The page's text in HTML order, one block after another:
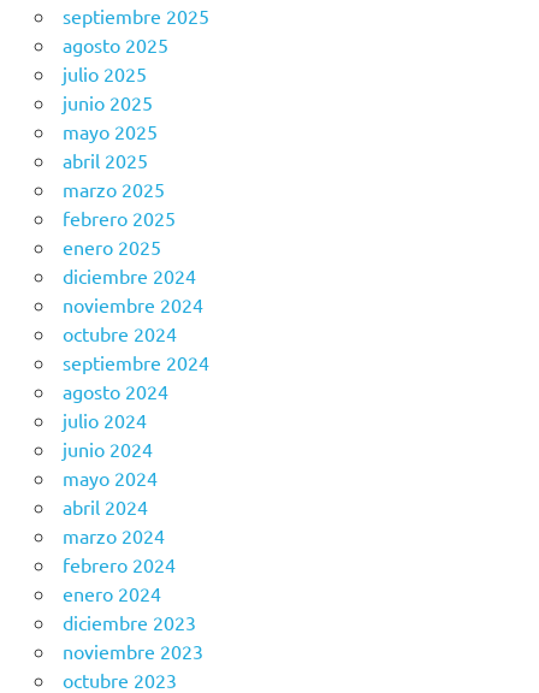
septiembre 2025
agosto 2025
julio 2025
junio 2025
mayo 2025
abril 2025
marzo 2025
febrero 2025
enero 2025
diciembre 2024
noviembre 2024
octubre 2024
septiembre 2024
agosto 2024
julio 2024
junio 2024
mayo 2024
abril 2024
marzo 2024
febrero 2024
enero 2024
diciembre 2023
noviembre 2023
octubre 2023